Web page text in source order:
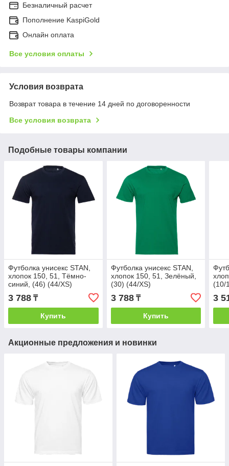
Безналичный расчет
Пополнение KaspiGold
Онлайн оплата
Все условия оплаты
Условия возврата
Возврат товара в течение 14 дней по договоренности
Все условия возврата
Подобные товары компании
Футболка унисекс STAN,
хлопок 150, 51, Тёмно-
синий, (46) (44/XS)
3 788 ₸
Купить
Футболка унисекс STAN,
хлопок 150, 51, Зелёный,
(30) (44/XS)
3 788₸
Купить
(10/
3
Акционные предложения и новинки